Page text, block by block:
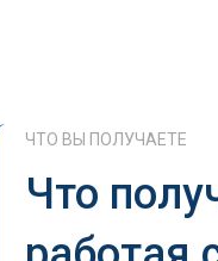
ЧТО ВЫ ПОЛУЧАЕТЕ
Что